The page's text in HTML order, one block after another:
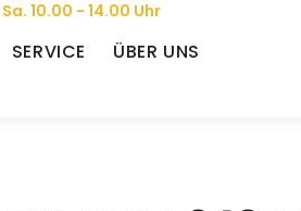
10.00 - 14.00 Uhr
SERVICE
ÜBER UNS